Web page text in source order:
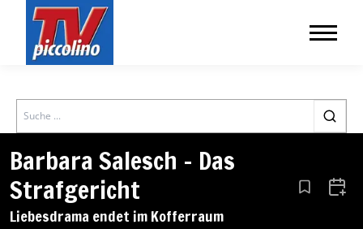
Search
Barbara Salesch – Das
Strafgericht
Liebesdrama endet im Kofferraum
Aus den